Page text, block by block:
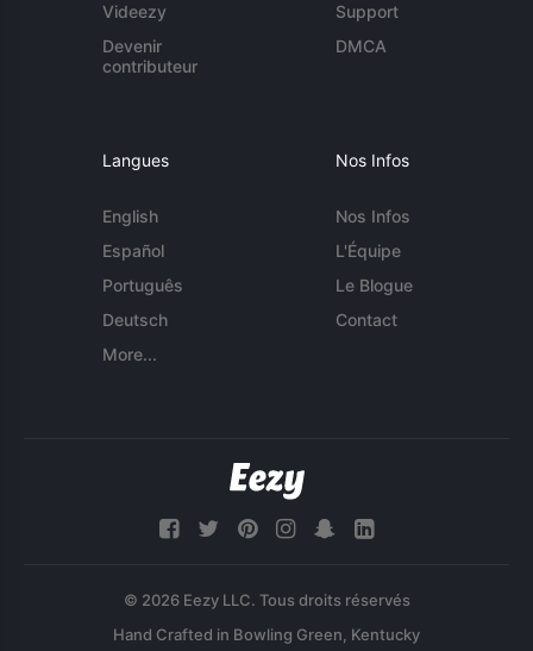
Videezy
Devenir
contributeur
Support
DMCA
Langues
English
Español
Português
Deutsch
More...
Nos Infos
Nos Infos
L'Équipe
Le Blogue
Contact
© 2026 Eezy LLC. Tous droits réservés